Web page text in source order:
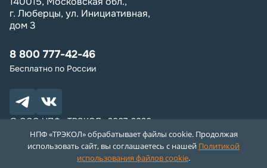
г. Люберцы, ул. Инициативная,
дом 3
8 800 777-42-46
Бесплатно по России
© ООО НПФ «ТРЭКОЛ» 2007-2026
*Вся информация, в том числе цены, носят ознакомительный
характер и не являются публичной офертой
НПФ «ТРЭКОЛ» обрабатывает файлы cookie. Продолжая
использовать сайт, вы соглашаетесь с нашей Политикой
использования файлов cookie.